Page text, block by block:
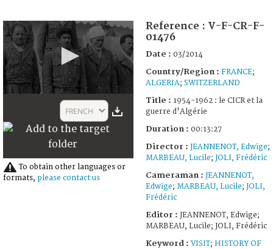
13
seconds
FRENCH
To obtain other languages or
formats, please contact us
Reference : V-F-CR-F-
01476
Date : 03/2014
Country/Region : FRANCE;
ALGERIA; SWITZERLAND
Title : 1954-1962 : le CICR et la
guerre d'Algérie
Duration : 00:13:27
Director : JEANNENOT, Edwige;
MARBEAU, Lucile; JOLI, Frédéric
Cameraman : JEANNENOT,
Edwige; MARBEAU, Lucile; JOLI,
Frédéric
Editor : JEANNENOT, Edwige;
MARBEAU, Lucile; JOLI, Frédéric
Keyword : VISIT; HISTORY OF